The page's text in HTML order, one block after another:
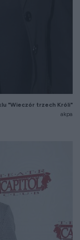
"Wieczór trzech Króli"
akpa